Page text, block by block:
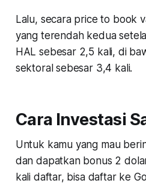
Lalu, secara price to book
yang terendah kedua
HAL sebesar 2,5 kali, di
sektoral sebesar 3,4 kali.
Cara Investasi
Untuk kamu yang mau
dan dapatkan bonus 2
kali daftar, bisa daftar ke